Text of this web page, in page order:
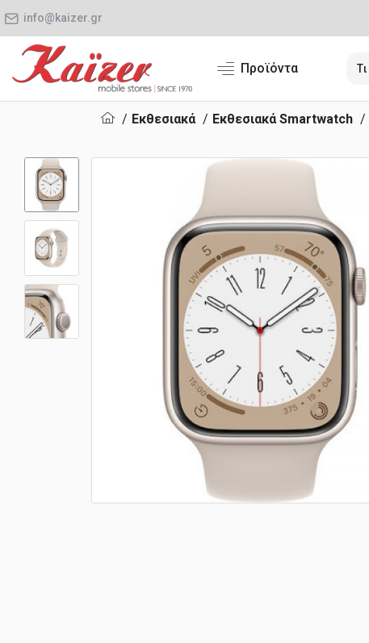
info@kaizer.gr
Προϊόντα
Εκθεσιακά Εκθεσιακά Smartwatch